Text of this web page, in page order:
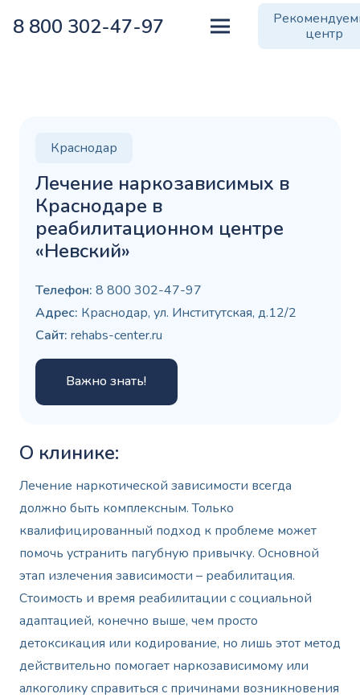
8 800 302-47-97
центр
Краснодар
Лечение наркозависимых в
Краснодаре в
реабилитационном центре
«Невский»
Телефон: 8 800 302-47-97
Адрес: Краснодар, ул. Институтская, д.12/2
Сайт: rehabs-center.ru
Важно знать!
О клинике:
Лечение наркотической зависимости всегда
должно быть комплексным. Только
квалифицированный подход к проблеме может
помочь устранить пагубную привычку. Основной
этап излечения зависимости – реабилитация.
Стоимость и время реабилитации с социальной
адаптацией, конечно выше, чем просто
детоксикация или кодирование, но лишь этот метод
действительно помогает наркозависимому или
алкоголику справиться с причинами возникновения